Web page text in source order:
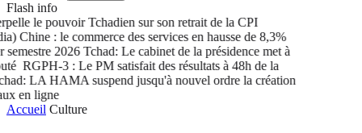
Flash info
le pouvoir Tchadien sur son retrait de la CPI
: le commerce des services en hausse de 8,3%
2026Tchad: Le cabinet de la présidence met à
RGPH-3 : Le PM satisfait des résultats à 48h de la
LA HAMA suspend jusqu'à nouvel ordre la création
en ligne
Accueil Culture